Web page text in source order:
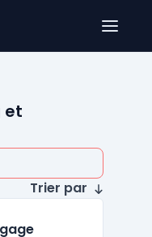
et
Trier par